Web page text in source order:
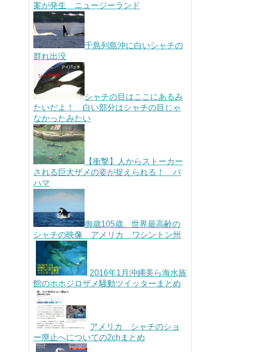
案が発生 ニュージーランド
千島列島沖に白いシャチの
群れ出没
シャチの目はここにあるみ
たいだよ！ 白い部分はシャチの目じゃ
なかったみたい
【衝撃】人からストーカー
される巨大ザメの姿が捉えられる！ バ
ハマ
御歳105歳、世界最高齢の
シャチの映像 アメリカ ワシントン州
2016年1月沖縄美ら海水族
館のホホジロザメ騒動ツイッターまとめ
アメリカ シャチのショ
ー廃止へについての2chまとめ